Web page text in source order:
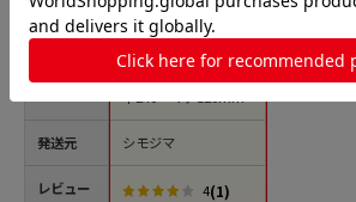
価格(税
込)
発送元
レビュー
￥1,485
下240 マチ120mm
シモジマ
4(1)